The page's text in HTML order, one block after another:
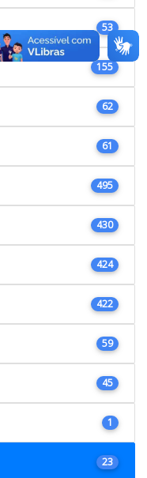
53
155
62
61
495
430
424
422
59
45
1
23